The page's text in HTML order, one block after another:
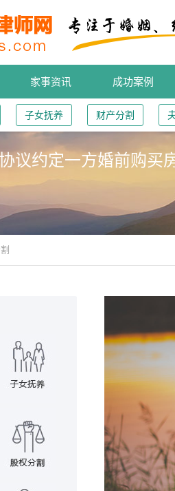
家事资讯 成功案例
子女抚养 财产分割
议约定一方婚前购买